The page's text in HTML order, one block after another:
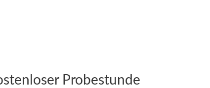
Probestunde